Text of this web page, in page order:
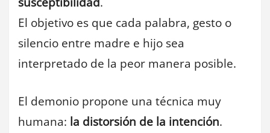
El objetivo es que cada palabra, gesto o
silencio entre madre e hijo sea
interpretado de la peor manera posible.
El demonio propone una técnica muy
humana: la distorsión de la intención.